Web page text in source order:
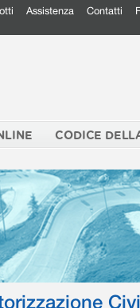
Assistenza Contatti
CODICE